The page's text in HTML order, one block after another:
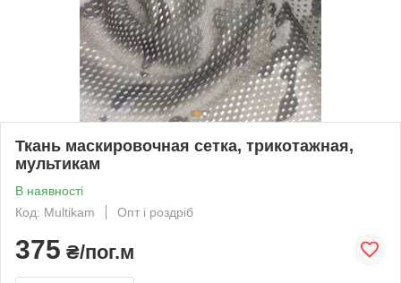
Ткань маскировочная сетка, трикотажная,
мультикам
В наявності
Код: Multikam
Опт і роздріб
375 ₴/пог.м